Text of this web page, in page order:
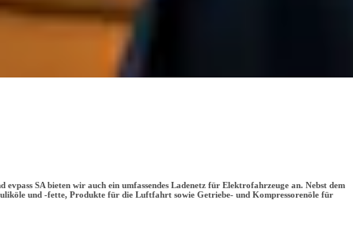
SA bieten wir auch ein umfassendes Ladenetz für Elektrofahrzeuge an. Nebst dem
und -fette, Produkte für die Luftfahrt sowie Getriebe- und Kompressorenöle für